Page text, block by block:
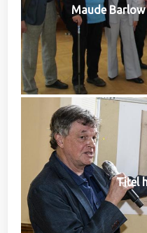
Maude
Titel